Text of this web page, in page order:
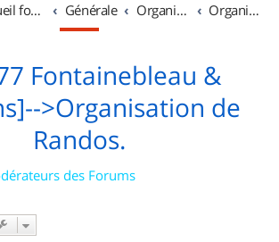
Accueil forum Générale Organisation de sorties & Recherche de partenaires Organisation de sorties en région Île de France
Fontainebleau &
>Organisation de
Randos.
des Forums